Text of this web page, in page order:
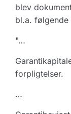
blev
bl.a. følgende
"…
forpligtelser.
…